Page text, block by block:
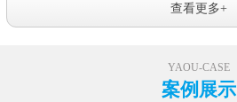
查看更多+
YAOU-CASE
案例展示